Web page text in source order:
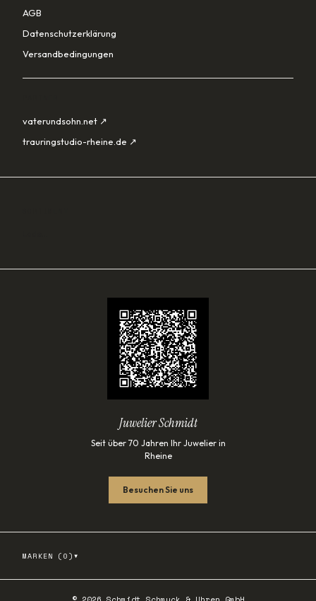
AGB
Datenschutzerklärung
Versandbedingungen
vaterundsohn.net ↗
trauringstudio-rheine.de ↗
Juwelier Schmidt
Seit über 70 Jahren Ihr Juwelier in
Rheine
Besuchen Sie uns
MARKEN ( 0 ) ▾